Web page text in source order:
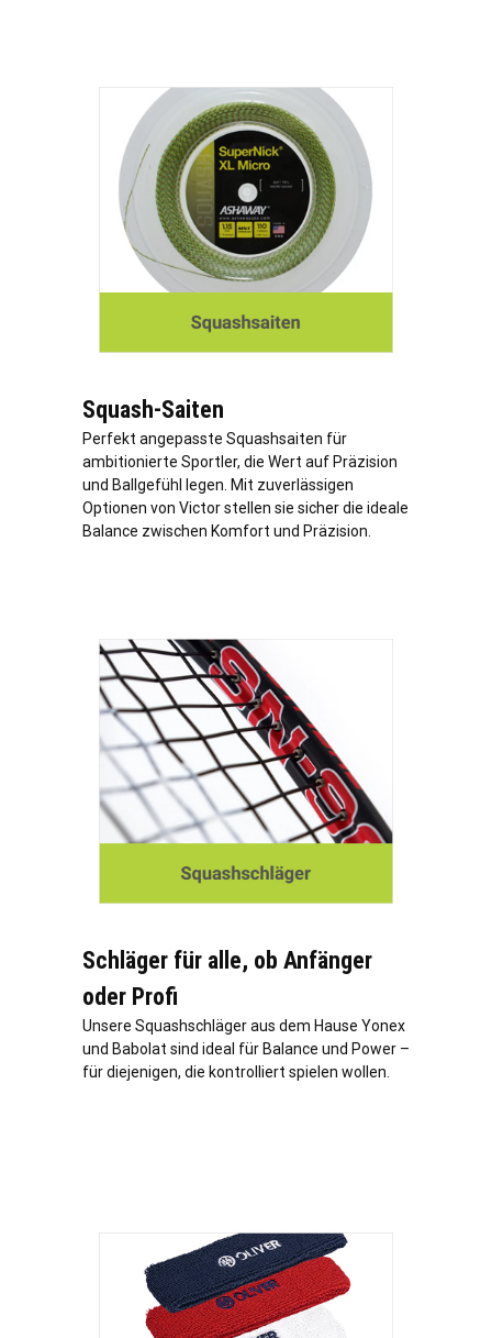
Squash-Saiten
Perfekt angepasste Squashsaiten für
ambitionierte Sportler, die Wert auf Präzision
und Ballgefühl legen. Mit zuverlässigen
Optionen von Victor stellen sie sicher die ideale
Balance zwischen Komfort und Präzision.
Schläger für alle, ob Anfänger
oder Profi
Unsere Squashschläger aus dem Hause Yonex
und Babolat sind ideal für Balance und Power –
für diejenigen, die kontrolliert spielen wollen.